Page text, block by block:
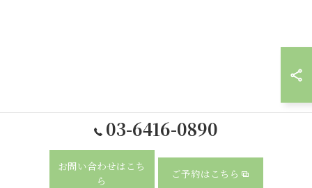
03-6416-0890
お問い合わせはこち
ら
ご予約はこちら